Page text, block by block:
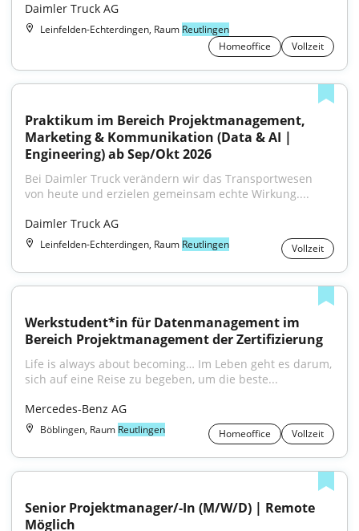
Daimler Truck AG
Leinfelden-Echterdingen, Raum Reutlingen
Homeoffice
Vollzeit
Praktikum im Bereich Projektmanagement,
Marketing & Kommunikation (Data & AI |
Engineering) ab Sep/Okt 2026
Bei Daimler Truck verändern wir das Transportwesen
von heute und erzielen gemeinsam echte Wirkung....
Daimler Truck AG
Leinfelden-Echterdingen, Raum Reutlingen Vollzeit
Werkstudent*in für Datenmanagement im
Bereich Projektmanagement der Zertifizierung
Life is always about becoming… Im Leben geht es darum,
sich auf eine Reise zu begeben, um die beste...
Mercedes-Benz AG
Böblingen, Raum Reutlingen Homeoffice Vollzeit
Senior Projektmanager/-In (M/W/D) | Remote
Möglich